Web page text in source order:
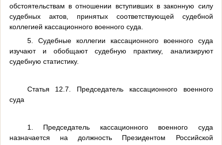
обстоятельствам в отношении вступивших в законную силу
судебных актов, принятых соответствующей судебной
коллегией кассационного военного суда.
5. Судебные коллегии кассационного военного суда
изучают и обобщают судебную практику, анализируют
судебную статистику.
Статья 12.7. Председатель кассационного военного
суда
1. Председатель кассационного военного суда
назначается на должность Президентом Российской